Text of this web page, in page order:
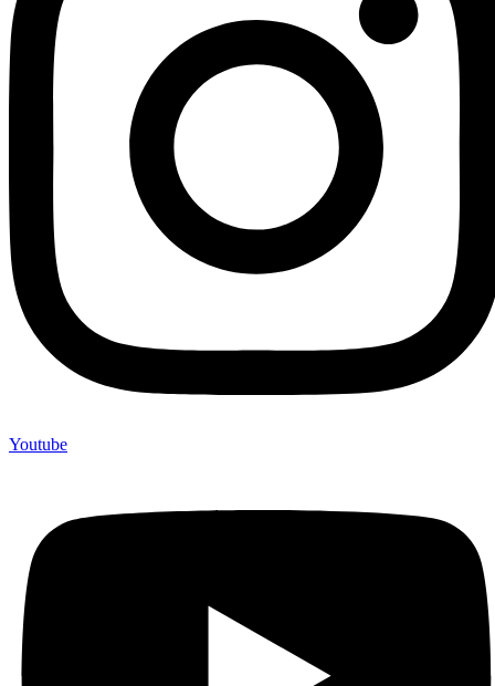
Youtube